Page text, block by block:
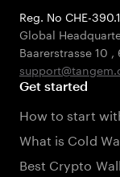
Reg. No CHE-
Global
Baarerstrasse 10 ,
Get started
How to start
What is Cold
Best Crypto